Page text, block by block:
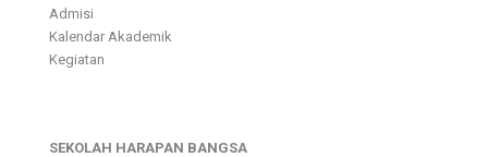
Admisi
Kalendar Akademik
Kegiatan
SEKOLAH HARAPAN BANGSA